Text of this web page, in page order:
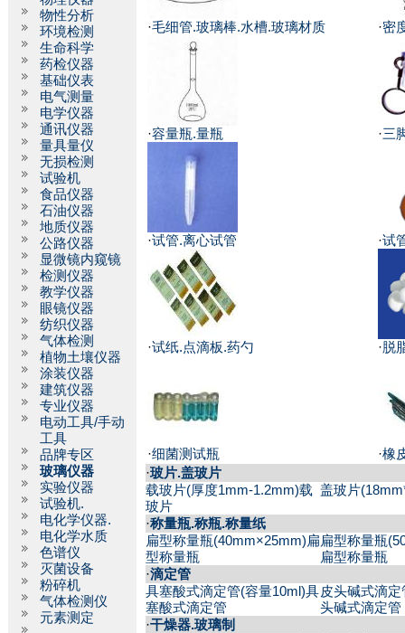
物性分析
环境检测
生命科学
药检仪器
基础仪表
电气测量
电学仪器
通讯仪器
量具量仪
无损检测
试验机
食品仪器
石油仪器
地质仪器
公路仪器
显微镜内窥镜
检测仪器
教学仪器
眼镜仪器
纺织仪器
气体检测
植物土壤仪器
涂装仪器
建筑仪器
专业仪器
电动工具/手动
工具
品牌专区
玻璃仪器
实验仪器
试验机.
电化学仪器.
电化学水质
色谱仪
灭菌设备
粉碎机
气体检测仪
元素测定
·毛细管.玻璃棒.水槽.玻璃材质 ·密
·容量瓶.量瓶 ·三
·试管.离心试管 ·试
·试纸.点滴板.药勺 ·脱
·细菌测试瓶 ·橡
·玻片.盖玻片
载玻片(厚度1mm-1.2mm)载
玻片
盖玻片
·称量瓶.称瓶.称量纸
扁型称量瓶(40mm×25mm)扁
型称量瓶
扁型称量瓶
扁型称量瓶
·滴定管
具塞酸式滴定管(容量10ml)具
塞酸式滴定管
皮头碱式滴
头碱式滴定管
·干燥器.玻璃制